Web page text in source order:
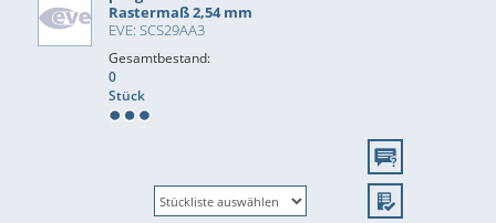
Rastermaß 2,54 mm
EVE: SCS29AA3
Gesamtbestand:
0
Stück